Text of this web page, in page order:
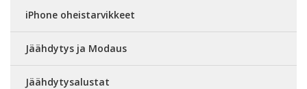
iPhone oheistarvikkeet
Jäähdytys ja Modaus
Jäähdytysalustat